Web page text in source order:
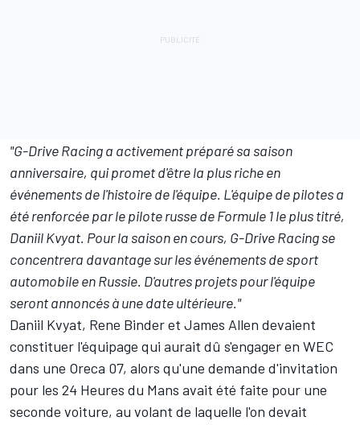
"G-Drive Racing a activement préparé sa saison
anniversaire, qui promet d'être la plus riche en
événements de l'histoire de l'équipe. L'équipe de pilotes a
été renforcée par le pilote russe de Formule 1 le plus titré,
Daniil Kvyat. Pour la saison en cours, G-Drive Racing se
concentrera davantage sur les événements de sport
automobile en Russie. D'autres projets pour l'équipe
seront annoncés à une date ultérieure."
Daniil Kvyat, Rene Binderet James Allen devaient
constituer l'équipage qui aurait dû s'engager en WEC
dans une Oreca 07, alors qu'une demande d'invitation
pour les 24 Heures du Mans avait été faite pour une
seconde voiture, au volant de laquelle l'on devait